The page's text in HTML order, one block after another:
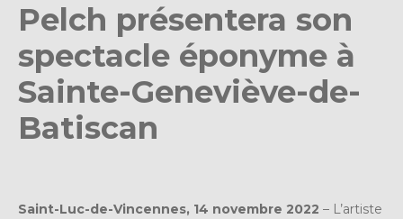
Pelch présentera son
spectacle éponyme à
Sainte-Geneviève-de-
Batiscan
Saint-Luc-de-Vincennes, 14 novembre 2022 – L’artiste